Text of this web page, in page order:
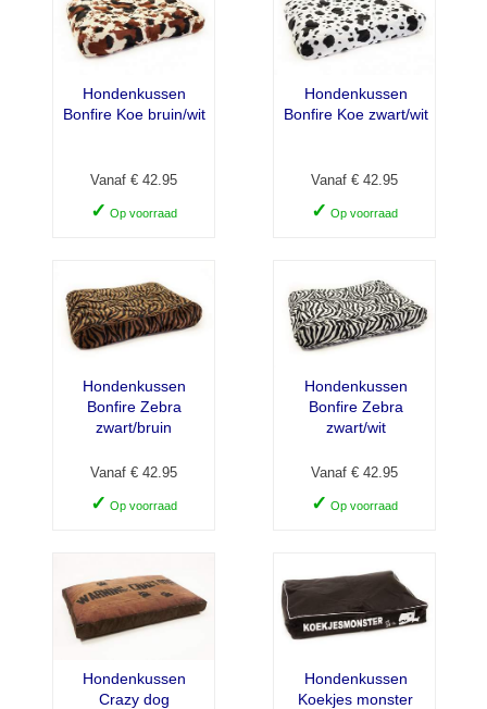
Hondenkussen
Bonfire Koe bruin/wit
Vanaf € 42.95
✓ Op voorraad
Hondenkussen
Bonfire Koe zwart/wit
Vanaf € 42.95
✓ Op voorraad
Hondenkussen
Bonfire Zebra
zwart/bruin
Vanaf € 42.95
✓ Op voorraad
Hondenkussen
Bonfire Zebra
zwart/wit
Vanaf € 42.95
✓ Op voorraad
Hondenkussen
Crazy dog
Hondenkussen
Koekjes monster